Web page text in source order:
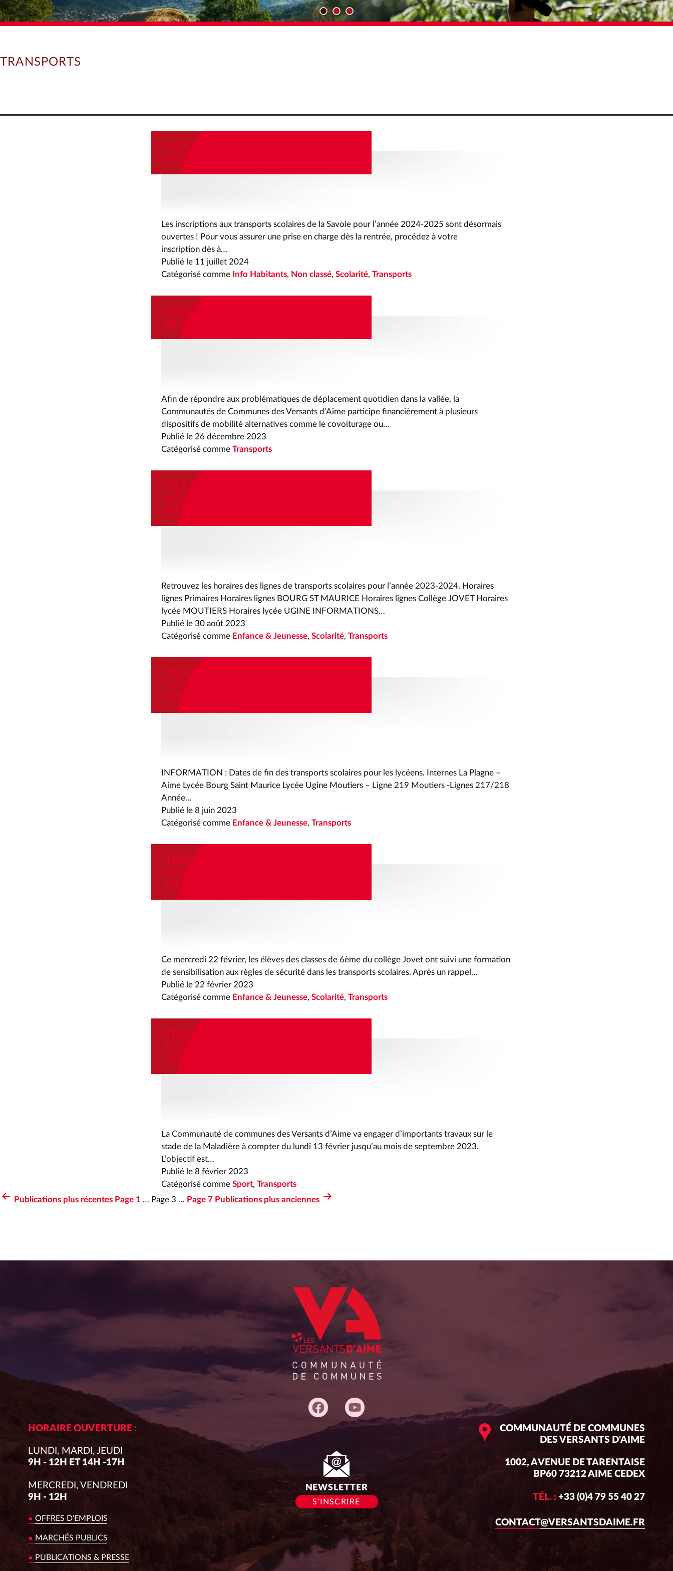
TRANSPORTS
INSCRIPTIONS TRANSPORTS
SCOLAIRES 2024-2025
Les inscriptions aux transports scolaires de la Savoie pour l’année 2024-2025 sont désormais
ouvertes ! Pour vous assurer une prise en charge dès la rentrée, procédez à votre
inscription dès à…
Publié le 11 juillet 2024
Catégorisé comme Info Habitants, Non classé, Scolarité, Transports
MOBILITE COVOITUREZ AVEC
BLABLACAR DAILY
Afin de répondre aux problématiques de déplacement quotidien dans la vallée, la
Communautés de Communes des Versants d’Aime participe financièrement à plusieurs
dispositifs de mobilité alternatives comme le covoiturage ou…
Publié le 26 décembre 2023
Catégorisé comme Transports
TRANSPORTS SCOLAIRES
HORAIRES DES LIGNES 2023-
2024
Retrouvez les horaires des lignes de transports scolaires pour l’année 2023-2024. Horaires
lignes Primaires Horaires lignes BOURG ST MAURICE Horaires lignes Collège JOVET Horaires
lycée MOUTIERS Horaires lycée UGINE INFORMATIONS…
Publié le 30 août 2023
Catégorisé comme Enfance & Jeunesse, Scolarité, Transports
TRANSPORTS SCOLAIRES
DATES D’ARRÊT DES LIGNES ET
INSCRIPTIONS
INFORMATION : Dates de fin des transports scolaires pour les lycéens. Internes La Plagne –
Aime Lycée Bourg Saint Maurice Lycée Ugine Moutiers – Ligne 219 Moutiers -Lignes 217/218
Année…
Publié le 8 juin 2023
Catégorisé comme Enfance & Jeunesse, Transports
TRANSPORTS SCOLAIRES
SENSIBILISATION AUX RÈGLES
DE SÉCURITÉ
Ce mercredi 22 février, les élèves des classes de 6ème du collège Jovet ont suivi une formation
de sensibilisation aux règles de sécurité dans les transports scolaires. Après un rappel…
Publié le 22 février 2023
Catégorisé comme Enfance & Jeunesse, Scolarité, Transports
TRAVAUX STADE MALADIERE
FERMETURE PUMP TRACK ET
VOIE VERTE
La Communauté de communes des Versants d’Aime va engager d’importants travaux sur le
stade de la Maladière à compter du lundi 13 février jusqu’au mois de septembre 2023.
L’objectif est…
Publié le 8 février 2023
Catégorisé comme Sport, Transports
Publications plus récentes Page 1 … Page 3 … Page 7 Publications plus anciennes
HORAIRE OUVERTURE :
LUNDI, MARDI, JEUDI
9H - 12H ET 14H -17H
MERCREDI, VENDREDI
9H - 12H
OFFRES D’EMPLOIS
MARCHÉS PUBLICS
PUBLICATIONS & PRESSE
NEWSLETTER
S'INSCRIRE
COMMUNAUTÉ DE COMMUNES
DES VERSANTS D'AIME
1002, AVENUE DE TARENTAISE
BP60 73212 AIME CEDEX
TÉL. : +33 (0)4 79 55 40 27
CONTACT@VERSANTSDAIME.FR